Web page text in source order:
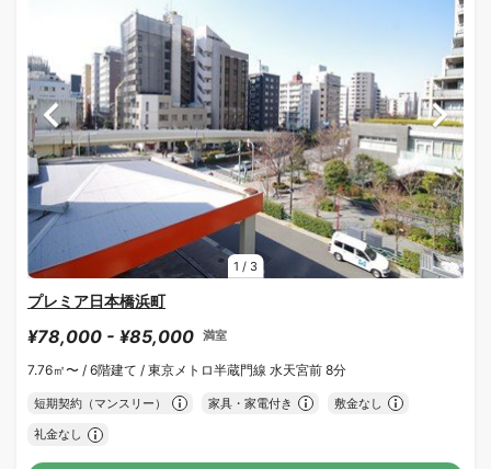
1 / 3
プレミア日本橋浜町
¥78,000 - ¥85,000 満室
7.76㎡〜 / 6階建て / 東京メトロ半蔵門線 水天宮前 8分
短期契約（マンスリー） 家具・家電付き 敷金なし
礼金なし